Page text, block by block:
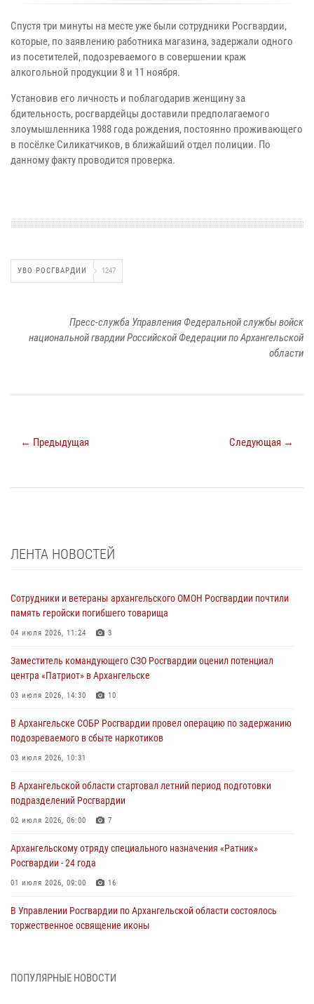
Спустя три минуты на месте уже были сотрудники Росгвардии,
которые, по заявлению работника магазина, задержали одного
из посетителей, подозреваемого в совершении краж
алкогольной продукции 8 и 11 ноября.
Установив его личность и поблагодарив женщину за
бдительность, росгвардейцы доставили предполагаемого
злоумышленника 1988 года рождения, постоянно проживающего
в посёлке Силикатчиков, в ближайший отдел полиции. По
данному факту проводится проверка.
УВО РОСГВАРДИИ 1247
Пресс-служба Управления Федеральной службы войск
национальной гвардии Российской Федерации по Архангельской
области
← Предыдущая Следующая →
ЛЕНТА НОВОСТЕЙ
Сотрудники и ветераны архангельского ОМОН Росгвардии почтили
память геройски погибшего товарища
04 июля 2026, 11:24 3
Заместитель командующего СЗО Росгвардии оценил потенциал
центра «Патриот» в Архангельске
03 июля 2026, 14:30 10
В Архангельске СОБР Росгвардии провел операцию по задержанию
подозреваемого в сбыте наркотиков
03 июля 2026, 10:31
В Архангельской области стартовал летний период подготовки
подразделений Росгвардии
02 июля 2026, 06:00 7
Архангельскому отряду специального назначения «Ратник»
Росгвардии - 24 года
01 июля 2026, 09:00 16
В Управлении Росгвардии по Архангельской области состоялось
торжественное освящение иконы
Военнослужащие по призыву из Архангельской области приняли
ПОПУЛЯРНЫЕ НОВОСТИ